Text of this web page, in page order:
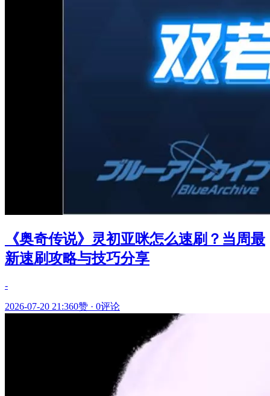
《奥奇传说》灵初亚咪怎么速刷？当周最
新速刷攻略与技巧分享
-
2026-07-20 21:360赞 · 0评论